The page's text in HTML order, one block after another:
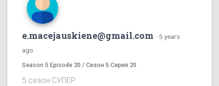
e.macejauskiene@gmail.com · 5 years
ago
Season 5 Episode 20 / Сезон 5 Серия 20
5 сезон СУПЕР